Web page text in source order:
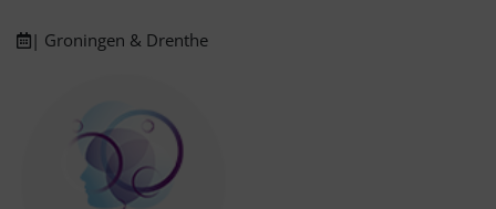
| Groningen & Drenthe